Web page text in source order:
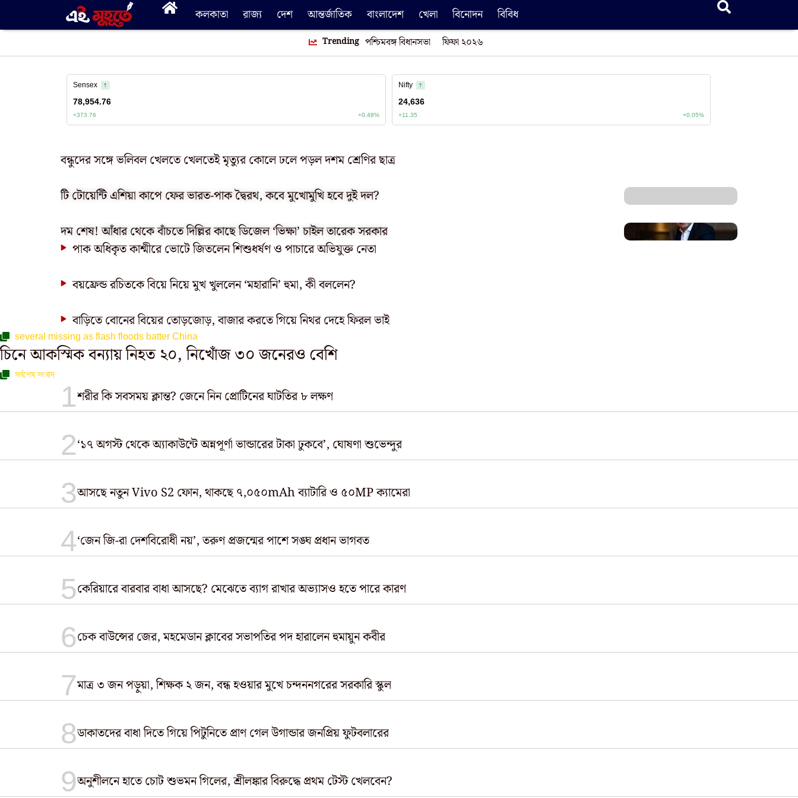
কলকাতা রাজ্য দেশ আন্তর্জাতিক বাংলাদেশ খেলা বিনোদন বিবিধ
Trending পশ্চিমবঙ্গ বিধানসভা ফিফা ২০২৬
বন্ধুদের সঙ্গে ভলিবল খেলতে খেলতেই মৃত্যুর কোলে ঢলে পড়ল দশম শ্রেণির ছাত্র
টি টোয়েন্টি এশিয়া কাপে ফের ভারত-পাক দ্বৈরথ, কবে মুখোমুখি হবে দুই দল?
দম শেষ! আঁধার থেকে বাঁচতে দিল্লির কাছে ডিজেল ‘ভিক্ষা’ চাইল তারেক সরকার
পাক অধিকৃত কাশ্মীরে ভোটে জিতলেন শিশুধর্ষণ ও পাচারে অভিযুক্ত নেতা
বয়ফ্রেন্ড রচিতকে বিয়ে নিয়ে মুখ খুললেন ‘মহারানি’ হুমা, কী বললেন?
বাড়িতে বোনের বিয়ের তোড়জোড়, বাজার করতে গিয়ে নিথর দেহে ফিরল ভাই
several missing as flash floods batter China
চিনে আকস্মিক বন্যায় নিহত ২০, নিখোঁজ ৩০ জনেরও বেশি
সর্বশেষ সংবাদ
শরীর কি সবসময় ক্লান্ত? জেনে নিন প্রোটিনের ঘাটতির ৮ লক্ষণ
‘১৭ অগস্ট থেকে অ্যাকাউন্টে অন্নপূর্ণা ভান্ডারের টাকা ঢুকবে’, ঘোষণা শুভেন্দুর
আসছে নতুন Vivo S2 ফোন, থাকছে ৭,০৫০mAh ব্যাটারি ও ৫০MP ক্যামেরা
‘জেন জি-রা দেশবিরোধী নয়’, তরুণ প্রজন্মের পাশে সঙ্ঘ প্রধান ভাগবত
কেরিয়ারে বারবার বাধা আসছে? মেঝেতে ব্যাগ রাখার অভ্যাসও হতে পারে কারণ
চেক বাউন্সের জের, মহমেডান ক্লাবের সভাপতির পদ হারালেন হুমায়ুন কবীর
মাত্র ৩ জন পড়ুয়া, শিক্ষক ২ জন, বন্ধ হওয়ার মুখে চন্দননগরের সরকারি স্কুল
ডাকাতদের বাধা দিতে গিয়ে পিটুনিতে প্রাণ গেল উগান্ডার জনপ্রিয় ফুটবলারের
অনুশীলনে হাতে চোট শুভমন গিলের, শ্রীলঙ্কার বিরুদ্ধে প্রথম টেস্ট খেলবেন?